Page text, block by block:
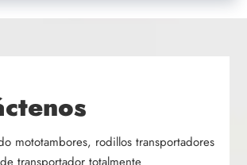
mototambores, rodillos transportadores